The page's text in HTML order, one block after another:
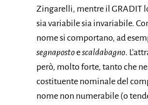
Zingarelli, mentre il GRADIT
sia variabile sia invariabile.
nome si comportano, ad
segnapostoescaldabagno.
però, molto forte, tanto che
costituente nominale del
nome non numerabile (o